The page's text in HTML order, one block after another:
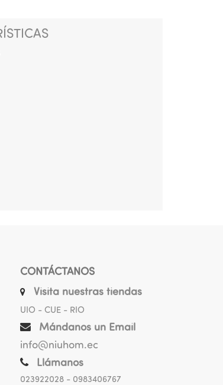
CONTÁCTANOS
Visita nuestras tiendas
UIO - CUE - RIO
Mándanos un Email
info@niuhom.ec
Llámanos
023922028- 0983406767